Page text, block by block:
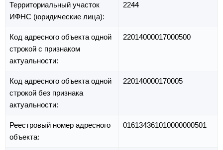
Территориальный участок
ИФНС (юридические лица):
2244
Код адресного объекта одной
строкой с признаком
актуальности:
22014000017000500
Код адресного объекта одной
строкой без признака
актуальности:
220140000170005
Реестровый номер адресного
объекта:
016134361010000000501